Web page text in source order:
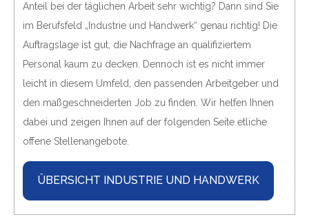
Anteil bei der täglichen Arbeit sehr wichtig? Dann sind Sie
im Berufsfeld „Industrie und Handwerk“ genau richtig! Die
Auftragslage ist gut, die Nachfrage an qualifiziertem
Personal kaum zu decken. Dennoch ist es nicht immer
leicht in diesem Umfeld, den passenden Arbeitgeber und
den maßgeschneiderten Job zu finden. Wir helfen Ihnen
dabei und zeigen Ihnen auf der folgenden Seite etliche
offene Stellenangebote.
ÜBERSICHT INDUSTRIE UND HANDWERK